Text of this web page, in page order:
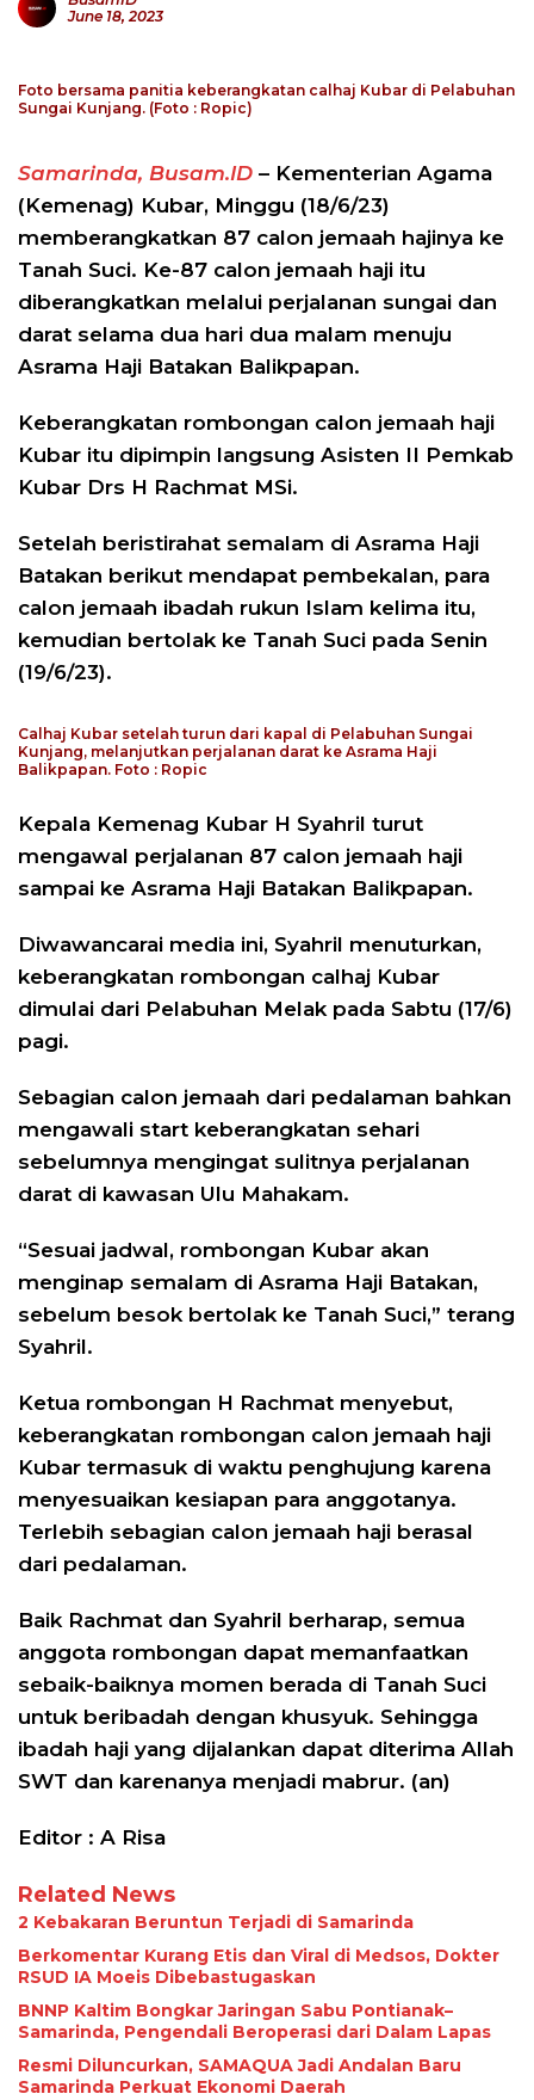
June 18, 2023
Foto bersama panitia keberangkatan calhaj Kubar di Pelabuhan
Sungai Kunjang. (Foto : Ropic)
Samarinda, Busam.ID – Kementerian Agama
(Kemenag) Kubar, Minggu (18/6/23)
memberangkatkan 87 calon jemaah hajinya ke
Tanah Suci. Ke-87 calon jemaah haji itu
diberangkatkan melalui perjalanan sungai dan
darat selama dua hari dua malam menuju
Asrama Haji Batakan Balikpapan.
Keberangkatan rombongan calon jemaah haji
Kubar itu dipimpin langsung Asisten II Pemkab
Kubar Drs H Rachmat MSi.
Setelah beristirahat semalam di Asrama Haji
Batakan berikut mendapat pembekalan, para
calon jemaah ibadah rukun Islam kelima itu,
kemudian bertolak ke Tanah Suci pada Senin
(19/6/23).
Calhaj Kubar setelah turun dari kapal di Pelabuhan Sungai
Kunjang, melanjutkan perjalanan darat ke Asrama Haji
Balikpapan. Foto : Ropic
Kepala Kemenag Kubar H Syahril turut
mengawal perjalanan 87 calon jemaah haji
sampai ke Asrama Haji Batakan Balikpapan.
Diwawancarai media ini, Syahril menuturkan,
keberangkatan rombongan calhaj Kubar
dimulai dari Pelabuhan Melak pada Sabtu (17/6)
pagi.
Sebagian calon jemaah dari pedalaman bahkan
mengawali start keberangkatan sehari
sebelumnya mengingat sulitnya perjalanan
darat di kawasan Ulu Mahakam.
“Sesuai jadwal, rombongan Kubar akan
menginap semalam di Asrama Haji Batakan,
sebelum besok bertolak ke Tanah Suci,” terang
Syahril.
Ketua rombongan H Rachmat menyebut,
keberangkatan rombongan calon jemaah haji
Kubar termasuk di waktu penghujung karena
menyesuaikan kesiapan para anggotanya.
Terlebih sebagian calon jemaah haji berasal
dari pedalaman.
Baik Rachmat dan Syahril berharap, semua
anggota rombongan dapat memanfaatkan
sebaik-baiknya momen berada di Tanah Suci
untuk beribadah dengan khusyuk. Sehingga
ibadah haji yang dijalankan dapat diterima Allah
SWT dan karenanya menjadi mabrur. (an)
Editor : A Risa
Related News
2 Kebakaran Beruntun Terjadi di Samarinda
Berkomentar Kurang Etis dan Viral di Medsos, Dokter
RSUD IA Moeis Dibebastugaskan
BNNP Kaltim Bongkar Jaringan Sabu Pontianak–
Samarinda, Pengendali Beroperasi dari Dalam Lapas
Resmi Diluncurkan, SAMAQUA Jadi Andalan Baru
Samarinda Perkuat Ekonomi Daerah